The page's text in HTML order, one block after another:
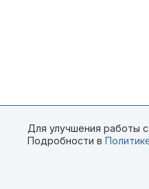
Для улучшения работы
Подробности в